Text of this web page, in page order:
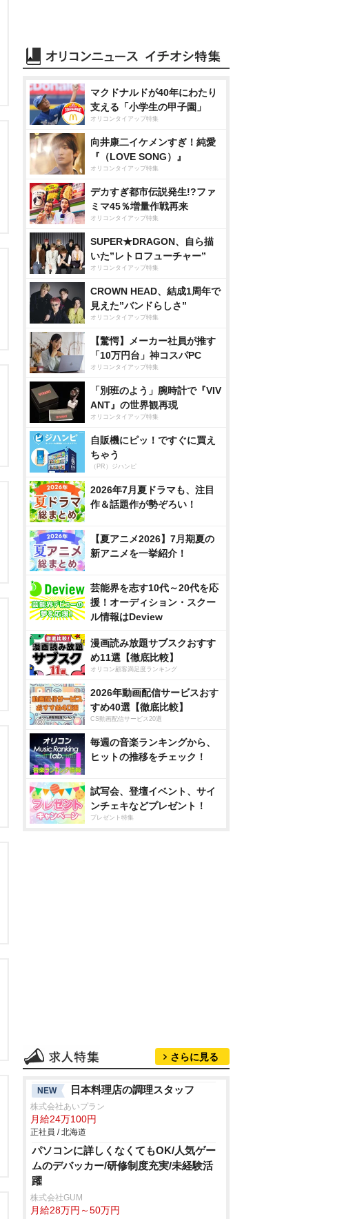
マクドナルドが40年にわたり
支える「小学生の甲子園」
オリコンタイアップ特集
向井康二イケメンすぎ！純愛
『（LOVE SONG）』
オリコンタイアップ特集
デカすぎ都市伝説発生!?ファ
ミマ45％増量作戦再来
オリコンタイアップ特集
SUPER★DRAGON、自ら描
いた”レトロフューチャー”
オリコンタイアップ特集
CROWN HEAD、結成1周年で
見えた”バンドらしさ”
オリコンタイアップ特集
【驚愕】メーカー社員が推す
「10万円台」神コスパPC
オリコンタイアップ特集
「別班のよう」腕時計で『VIV
ANT』の世界観再現
オリコンタイアップ特集
自販機にピッ！ですぐに買え
ちゃう
（PR）ジハンピ
2026年7月夏ドラマも、注目
作＆話題作が勢ぞろい！
【夏アニメ2026】7月期夏の
新アニメを一挙紹介！
芸能界を志す10代～20代を応
援！オーディション・スクー
ル情報はDeview
漫画読み放題サブスクおすす
め11選【徹底比較】
オリコン顧客満足度ランキング
2026年動画配信サービスおす
すめ40選【徹底比較】
CS動画配信サービス20選
毎週の音楽ランキングから、
ヒットの推移をチェック！
試写会、登壇イベント、サイ
ンチェキなどプレゼント！
プレゼント特集
さらに見る
NEW 日本料理店の調理スタッフ
株式会社あいプラン
月給24万100円
正社員 / 北海道
パソコンに詳しくなくてもOK/人気ゲー
ムのデバッカー/研修制度充実/未経験活
躍
株式会社GUM
月給28万円～50万円